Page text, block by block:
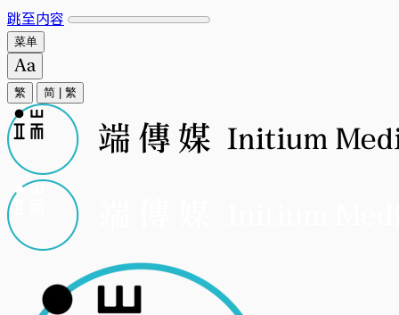
跳至内容
菜单
繁 简 繁